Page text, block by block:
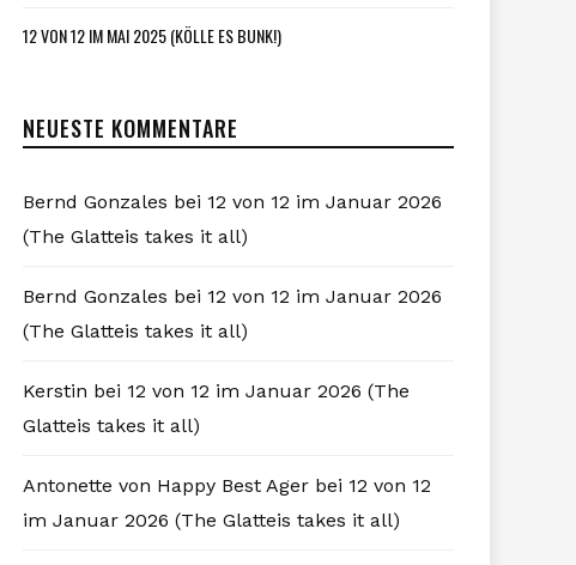
12 VON 12 IM MAI 2025 (KÖLLE ES BUNK!)
NEUESTE KOMMENTARE
Bernd Gonzales bei 12 von 12 im Januar 2026
(The Glatteis takes it all)
Bernd Gonzales bei 12 von 12 im Januar 2026
(The Glatteis takes it all)
Kerstin bei 12 von 12 im Januar 2026 (The
Glatteis takes it all)
Antonette von Happy Best Ager bei 12 von 12
im Januar 2026 (The Glatteis takes it all)